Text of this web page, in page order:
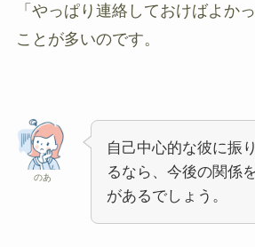
「やっぱり連絡しておけばよか
ことが多いのです。
のあ
自己中心的な彼に振
るなら、今後の関係
があるでしょう。